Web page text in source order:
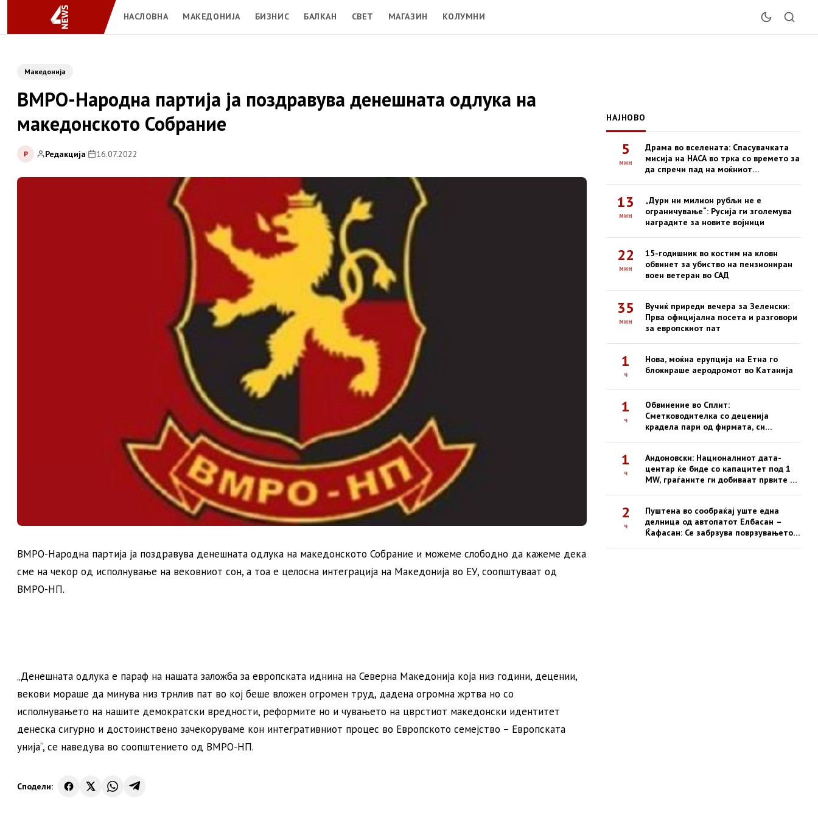
НАСЛОВНА МАКЕДОНИЈА БИЗНИС БАЛКАН СВЕТ МАГАЗИН КОЛУМНИ
Македонија
ВМРО-Народна партија ја поздравува денешната одлука на
македонското Собрание
Р Редакција| 16.07.2022
ВМРО-Народна партија ја поздравува денешната одлука на македонското Собрание и можеме слободно да кажеме дека
сме на чекор од исполнување на вековниот сон, а тоа е целосна интеграција на Македонија во ЕУ, соопштуваат од
ВМРО-НП.
„Денешната одлука е параф на нашата заложба за европската иднина на Северна Македонија која низ години, децении,
векови мораше да минува низ трнлив пат во кој беше вложен огромен труд, дадена огромна жртва но со
исполнувањето на нашите демократски вредности, реформите но и чувањето на цврстиот македонски идентитет
денеска сигурно и достоинствено зачекоруваме кон интегративниот процес во Европското семејство – Европската
унија“, се наведува во соопштението од ВМРО-НП.
Сподели:
НАЈНОВО
5
мин
Драма во вселената: Спасувачката
мисија на НАСА во трка со времето за
да спречи пад на моќниот
13
мин
„Дури ни милион рубљи не е
ограничување“: Русија ги зголемува
наградите за новите војници
22
мин
15-годишник во костим на кловн
обвинет за убиство на пензиониран
воен ветеран во САД
35
мин
Вучиќ приреди вечера за Зеленски:
Прва официјална посета и разговори
за европскиот пат
1
ч
Нова, моќна ерупција на Етна го
блокираше аеродромот во Катанија
1
ч
Обвинение во Сплит:
Сметководителка со деценија
крадела пари од фирмата, си
1
ч
Андоновски: Националниот дата-
центар ќе биде со капацитет под 1
MW, граѓаните ги добиваат првите е-
2
ч
Пуштена во сообраќај уште една
делница од автопатот Елбасан –
Ќафасан: Се забрзува поврзувањето